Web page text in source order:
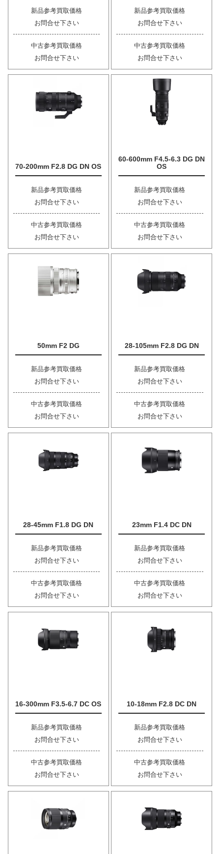
新品参考買取価格
お問合せ下さい
中古参考買取価格
お問合せ下さい
新品参考買取価格
お問合せ下さい
中古参考買取価格
お問合せ下さい
70-200mm F2.8 DG DN OS
新品参考買取価格
お問合せ下さい
中古参考買取価格
お問合せ下さい
60-600mm F4.5-6.3 DG DN
OS
新品参考買取価格
お問合せ下さい
中古参考買取価格
お問合せ下さい
50mm F2 DG
新品参考買取価格
お問合せ下さい
中古参考買取価格
お問合せ下さい
28-105mm F2.8 DG DN
新品参考買取価格
お問合せ下さい
中古参考買取価格
お問合せ下さい
28-45mm F1.8 DG DN
新品参考買取価格
お問合せ下さい
中古参考買取価格
お問合せ下さい
23mm F1.4 DC DN
新品参考買取価格
お問合せ下さい
中古参考買取価格
お問合せ下さい
16-300mm F3.5-6.7 DC OS
新品参考買取価格
お問合せ下さい
中古参考買取価格
お問合せ下さい
10-18mm F2.8 DC DN
新品参考買取価格
お問合せ下さい
中古参考買取価格
お問合せ下さい